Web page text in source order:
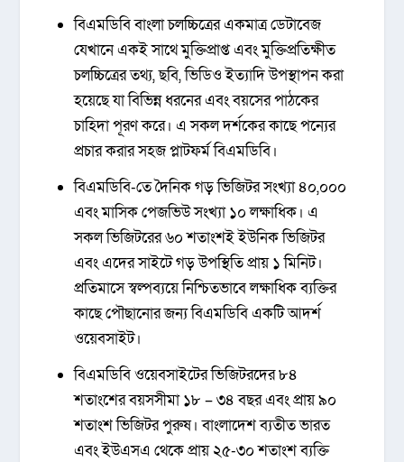
বিএমডিবি বাংলা চলচ্চিত্রের একমাত্র ডেটাবেজ
যেখানে একই সাথে মুক্তিপ্রাপ্ত এবং মুক্তিপ্রতিক্ষীত
চলচ্চিত্রের তথ্য, ছবি, ভিডিও ইত্যাদি উপস্থাপন করা
হয়েছে যা বিভিন্ন ধরনের এবং বয়সের পাঠকের
চাহিদা পূরণ করে। এ সকল দর্শকের কাছে পন্যের
প্রচার করার সহজ প্লাটফর্ম বিএমডিবি।
বিএমডিবি-তে দৈনিক গড় ভিজিটর সংখ্যা ৪০,০০০
এবং মাসিক পেজভিউ সংখ্যা ১০ লক্ষাধিক। এ
সকল ভিজিটরের ৬০ শতাংশই ইউনিক ভিজিটর
এবং এদের সাইটে গড় উপস্থিতি প্রায় ১ মিনিট।
প্রতিমাসে স্বল্পব্যয়ে নিশ্চিতভাবে লক্ষাধিক ব্যক্তির
কাছে পৌছানোর জন্য বিএমডিবি একটি আদর্শ
ওয়েবসাইট।
বিএমডিবি ওয়েবসাইটের ভিজিটরদের ৮৪
শতাংশের বয়সসীমা ১৮ – ৩৪ বছর এবং প্রায় ৯০
শতাংশ ভিজিটর পুরুষ। বাংলাদেশ ব্যতীত ভারত
এবং ইউএসএ থেকে প্রায় ২৫-৩০ শতাংশ ব্যক্তি